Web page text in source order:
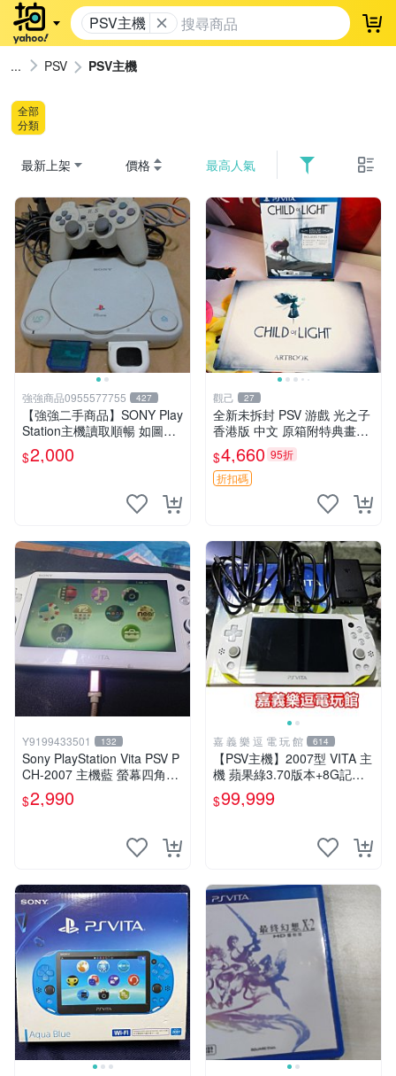
PSV主機 登
PSV PSV主機
全部
分類
最新上架 價格 最高人氣
強強商品0955577755 427
【強強二手商品】SONY Play
Station主機讀取順暢 如圖全
部 ! 外觀完整乾淨
$2,000
觀己 27
全新未拆封 PSV 游戲 光之子
香港版 中文 原箱附特典畫冊
輝耀上市嚴選商品 光之子 港
版 PSV 特典畫冊
$4,660 95折
折扣碼
Y9199433501 132
Sony PlayStation Vita PSV P
CH-2007 主機藍 螢幕四角略
暗 可安裝遊戲 系統3.74書
$2,990
嘉 義 樂 逗 電 玩 館 614
【PSV主機】2007型 VITA 主
機 蘋果綠3.70版本+8G記憶
卡+螢幕保護貼【9成新】✪中
古二手✪嘉義樂逗電玩館
$99,999